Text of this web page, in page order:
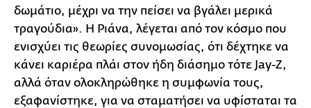
δωμάτιο, μέχρι να την πείσει να βγάλει μερικά
τραγούδια». Η Ριάνα, λέγεται από τον κόσμο που
ενισχύει τις θεωρίες συνομωσίας, ότι δέχτηκε να
κάνει καριέρα πλάι στον ήδη διάσημο τότε Jay-Z,
αλλά όταν ολοκληρώθηκε η συμφωνία τους,
εξαφανίστηκε, για να σταματήσει να υφίσταται τα